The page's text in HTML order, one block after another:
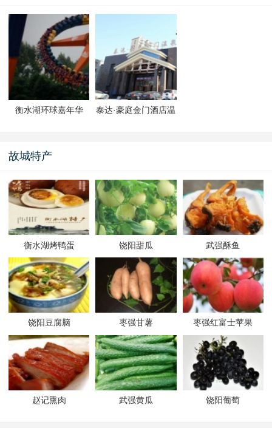
衡水湖环球嘉年华
泰达·豪庭金门酒店温
故城特产
衡水湖烤鸭蛋 饶阳甜瓜 武强酥鱼
饶阳豆腐脑 枣强甘薯 枣强红富士苹果
赵记熏肉 武强黄瓜 饶阳葡萄